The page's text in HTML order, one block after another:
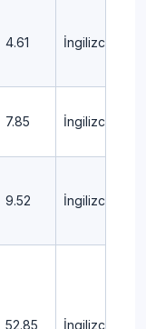
4.61 İngilizce
7.85 İngilizce
9.52 İngilizce
52.85 İngilizce